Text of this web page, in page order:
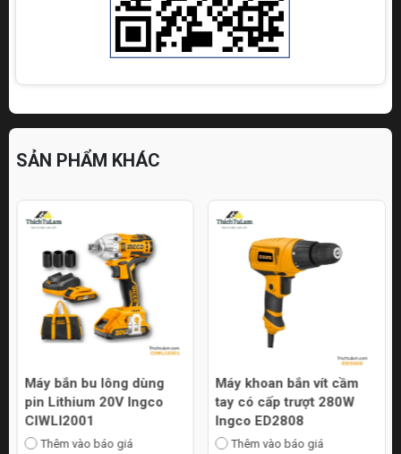
SẢN PHẨM KHÁC
Máy bắn bu lông dùng
pin Lithium 20V Ingco
CIWLI2001
Thêm vào báo giá
Máy khoan bắn vít cầm
tay có cấp trượt 280W
Ingco ED2808
Thêm vào báo giá